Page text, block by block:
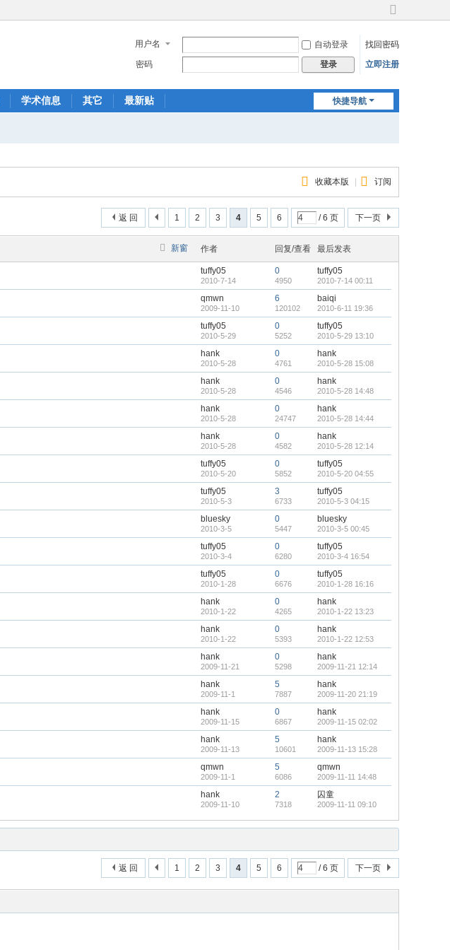
切
到
宽
用户名 自动登录
找回密码
密码
登录 立即注册
快捷导航
学术信息 其它 最新贴
收藏本版 订阅
1 2 3 4 5 6 / 6 页 下一页
返 回
新窗 作者 回复/查看 最后发表
tuffy05
2010-7-14
0
4950
tuffy05
2010-7-14 00:11
qmwn
2009-11-10
6
120102
baiqi
2010-6-11 19:36
tuffy05
2010-5-29
0
5252
tuffy05
2010-5-29 13:10
hank
2010-5-28
0
4761
hank
2010-5-28 15:08
hank
2010-5-28
0
4546
hank
2010-5-28 14:48
hank
2010-5-28
0
24747
hank
2010-5-28 14:44
hank
2010-5-28
0
4582
hank
2010-5-28 12:14
tuffy05
2010-5-20
0
5852
tuffy05
2010-5-20 04:55
tuffy05
2010-5-3
3
6733
tuffy05
2010-5-3 04:15
bluesky
2010-3-5
0
5447
bluesky
2010-3-5 00:45
tuffy05
2010-3-4
0
6280
tuffy05
2010-3-4 16:54
tuffy05
2010-1-28
0
6676
tuffy05
2010-1-28 16:16
hank
2010-1-22
0
4265
hank
2010-1-22 13:23
hank
2010-1-22
0
5393
hank
2010-1-22 12:53
hank
2009-11-21
0
5298
hank
2009-11-21 12:14
hank
2009-11-1
5
7887
hank
2009-11-20 21:19
hank
2009-11-15
0
6867
hank
2009-11-15 02:02
hank
2009-11-13
5
10601
hank
2009-11-13 15:28
qmwn
2009-11-1
5
6086
qmwn
2009-11-11 14:48
hank
2009-11-10
2
7318
囚童
2009-11-11 09:10
1 2 3 4 5 6 / 6 页 下一页
返 回